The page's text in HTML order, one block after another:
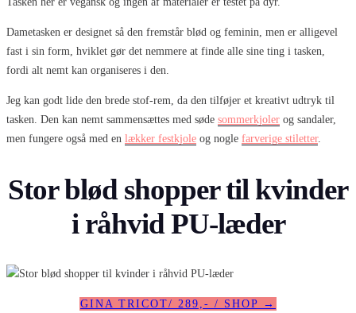
Dametasken er designet så den fremstår blød og feminin, men er alligevel
fast i sin form, hviklet gør det nemmere at finde alle sine ting i tasken,
fordi alt nemt kan organiseres i den.
Jeg kan godt lide den brede stof-rem, da den tilføjer et kreativt udtryk til
tasken. Den kan nemt sammensættes med søde sommerkjoler og sandaler,
men fungere også med en lækker festkjole og nogle farverige stiletter.
Stor blød shopper til kvinder
i råhvid PU-læder
GINA TRICOT/ 289,- / SHOP →